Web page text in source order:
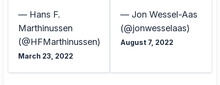
— Hans F.
Marthinussen
(@HFMarthinussen)
March 23, 2022
— Jon Wessel-Aas
(@jonwesselaas)
August 7, 2022